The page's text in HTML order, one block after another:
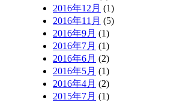
2016年12月 (1)
2016年11月 (5)
2016年9月 (1)
2016年7月 (1)
2016年6月 (2)
2016年5月 (1)
2016年4月 (2)
2015年7月 (1)